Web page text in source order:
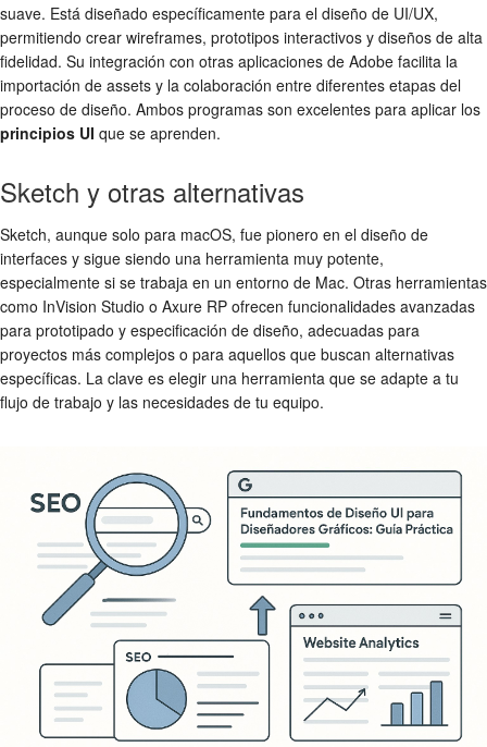
suave. Está diseñado específicamente para el diseño de UI/UX,
permitiendo crear wireframes, prototipos interactivos y diseños de alta
fidelidad. Su integración con otras aplicaciones de Adobe facilita la
importación de assets y la colaboración entre diferentes etapas del
proceso de diseño. Ambos programas son excelentes para aplicar los
principios UI que se aprenden.
Sketch y otras alternativas
Sketch, aunque solo para macOS, fue pionero en el diseño de
interfaces y sigue siendo una herramienta muy potente,
especialmente si se trabaja en un entorno de Mac. Otras herramientas
como InVision Studio o Axure RP ofrecen funcionalidades avanzadas
para prototipado y especificación de diseño, adecuadas para
proyectos más complejos o para aquellos que buscan alternativas
específicas. La clave es elegir una herramienta que se adapte a tu
flujo de trabajo y las necesidades de tu equipo.